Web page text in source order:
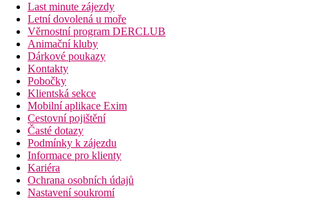
Last minute zájezdy
Letní dovolená u moře
Věrnostní program DERCLUB
Animační kluby
Dárkové poukazy
Kontakty
Pobočky
Klientská sekce
Mobilní aplikace Exim
Cestovní pojištění
Časté dotazy
Podmínky k zájezdu
Informace pro klienty
Kariéra
Ochrana osobních údajů
Nastavení soukromí